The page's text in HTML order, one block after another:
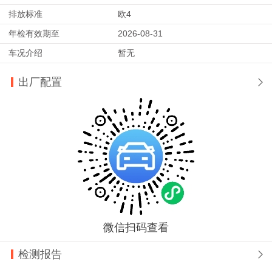
排放标准
欧4
年检有效期至
2026-08-31
车况介绍
暂无
出厂配置 
微信扫码查看
检测报告 